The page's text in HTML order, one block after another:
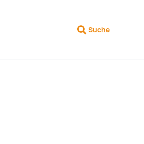
Suche